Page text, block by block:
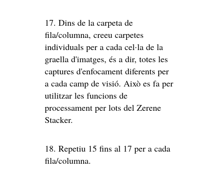
17. Dins de la carpeta de
fila/columna, creeu carpetes
individuals per a cada cel·la de la
graella d'imatges, és a dir, totes les
captures d'enfocament diferents per
a cada camp de visió. Això es fa per
utilitzar les funcions de
processament per lots del Zerene
Stacker.
18. Repetiu 15 fins al 17 per a cada
fila/columna.